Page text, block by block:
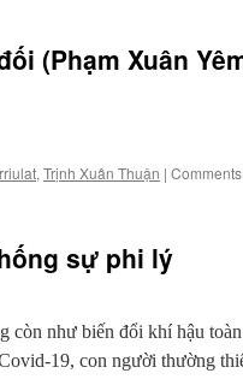
(Phạm Xuân
, Trịnh Xuân Thuận |
sự phi lý
còn như biến đổi khí hậu
19, con người thường